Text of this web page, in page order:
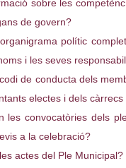
sobre les
de govern?
polític
i les seves
de conducta dels
electes i dels càrrecs
les convocatòries dels
a la celebració?
actes del Ple Municipal?